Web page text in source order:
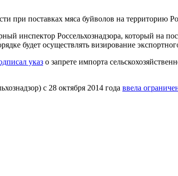
при поставках мяса буйволов на территорию
Россельхознадзора, который на
будет осуществлять визирование
указ о запрете импорта
с 28 октября 2014 года ввела